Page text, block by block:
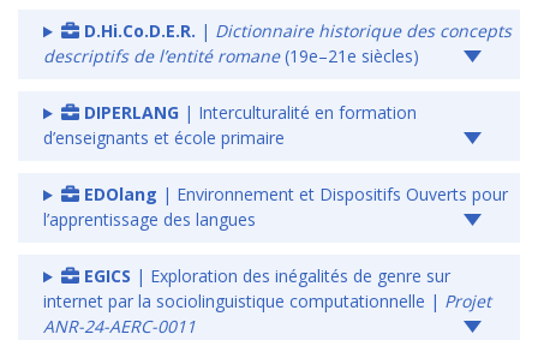
D.Hi.Co.D.E.R. | Dictionnaire historique des concepts
descriptifs de l’entité romane(19e–21e siècles)
DIPERLANG| Interculturalité en formation
d’enseignants et école primaire
EDOlang | Environnement et Dispositifs Ouverts pour
l’apprentissage des langues
EGICS | Exploration des inégalités de genre sur
internet par la sociolinguistique computationnelle | Projet
ANR-24-AERC-0011